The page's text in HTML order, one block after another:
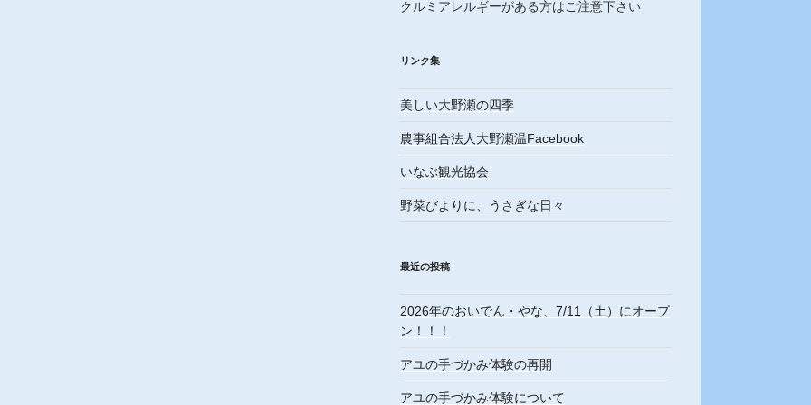
クルミアレルギーがある方はご注意下さい
リンク集
美しい大野瀬の四季
農事組合法人大野瀬温Facebook
いなぶ観光協会
野菜びよりに、うさぎな日々
最近の投稿
2026年のおいでん・やな、7/11（土）にオープ
ン！！！
アユの手づかみ体験の再開
アユの手づかみ体験について